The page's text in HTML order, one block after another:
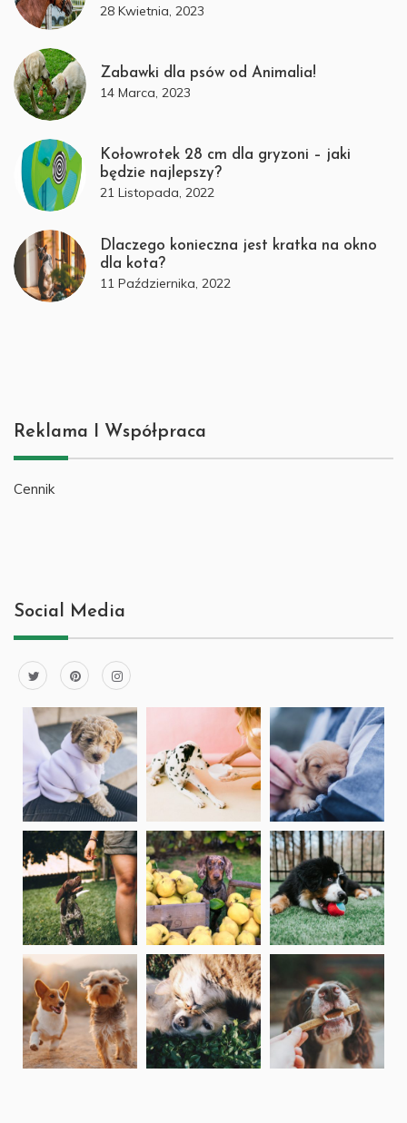
28 Kwietnia, 2023
Zabawki dla psów od Animalia!
14 Marca, 2023
Kołowrotek 28 cm dla gryzoni – jaki
będzie najlepszy?
21 Listopada, 2022
Dlaczego konieczna jest kratka na okno
dla kota?
11 Października, 2022
Reklama I Współpraca
Cennik
Social Media